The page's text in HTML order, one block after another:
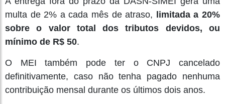
multa de 2% a cada mês de atraso, limitada a 20%
sobre o valor total dos tributos devidos, ou
mínimo de R$ 50.
O MEI também pode ter o CNPJ cancelado
definitivamente, caso não tenha pagado nenhuma
contribuição mensal durante os últimos dois anos.